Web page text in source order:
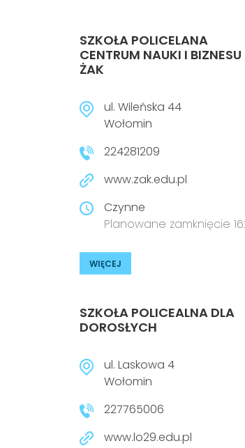
SZKOŁA POLICELANA
CENTRUM NAUKI I BIZNESU
ŻAK
ul. Wileńska 44
Wołomin
224281209
www.zak.edu.pl
Czynne
Planowane zamknięcie
WIĘCEJ
SZKOŁA POLICEALNA DLA
DOROSŁYCH
ul. Laskowa 4
Wołomin
227765006
www.lo29.edu.pl